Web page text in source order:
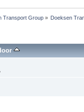
Transport Group» Doeksen